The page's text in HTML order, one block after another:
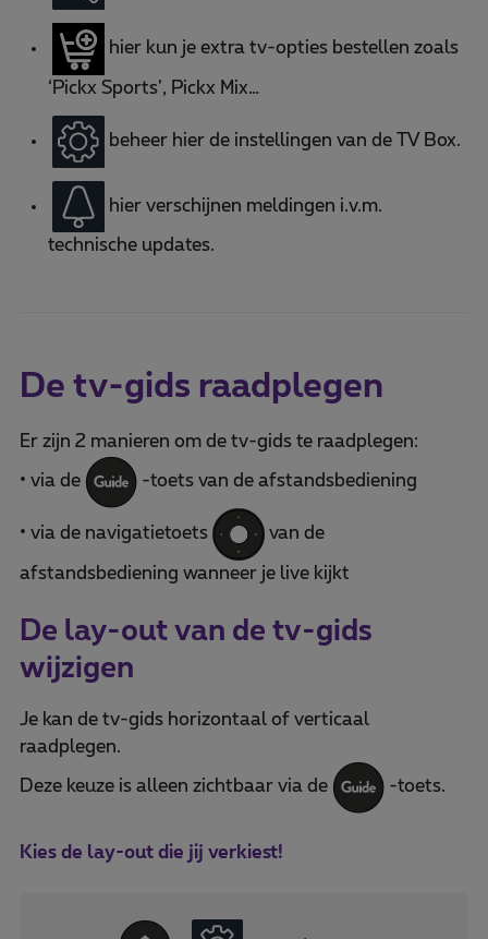
hier kun je extra tv-opties bestellen zoals
‘Pickx Sports’, Pickx Mix…
beheer hier de instellingen van de TV Box.
hier verschijnen meldingen i.v.m.
technische updates.
De tv-gids raadplegen
Er zijn 2 manieren om de tv-gids te raadplegen:
• via de -toets van de afstandsbediening
• via de navigatietoets van de
afstandsbediening wanneer je live kijkt
De lay-out van de tv-gids
wijzigen
Je kan de tv-gids horizontaal of verticaal
raadplegen.
Deze keuze is alleen zichtbaar via de -toets.
Kies de lay-out die jij verkiest!